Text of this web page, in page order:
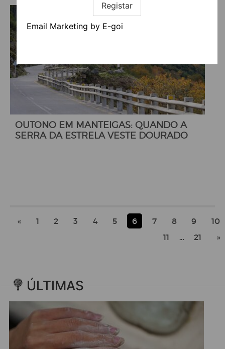
Registar
Email Marketing by E-goi
OUTONO EM MANTEIGAS: QUANDO A
SERRA DA ESTRELA VESTE DOURADO
« 1 2 3 4 5 6 7 8 9
10
11
… 21 »
ÚLTIMAS